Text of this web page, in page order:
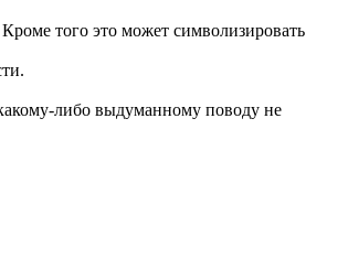
того это может символизировать
либо выдуманному поводу не